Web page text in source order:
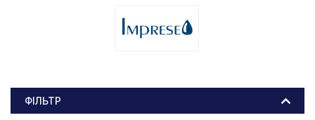
ФІЛЬТР